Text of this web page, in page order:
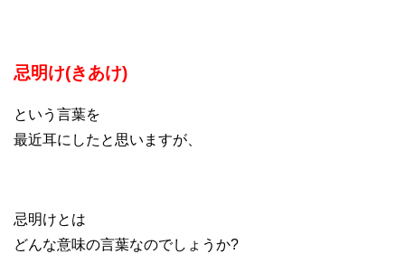
忌明け(きあけ)
という言葉を
最近耳にしたと思いますが、
忌明けとは
どんな意味の言葉なのでしょうか?